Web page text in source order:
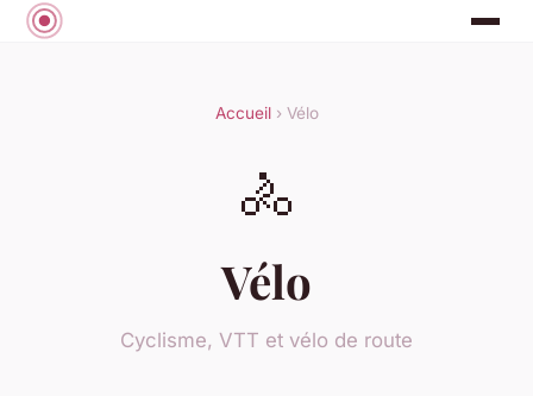
Accueil› Vélo
🚴
Vélo
Cyclisme, VTT et vélo de route